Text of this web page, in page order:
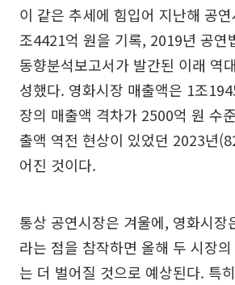
이 같은 추세에 힘입어 지난해 공
조4421억 원을 기록, 2019년 공연
동향분석보고서가 발간된 이래 역
성했다. 영화시장 매출액은 1조
장의 매출액 격차가 2500억 원 수
출액 역전 현상이 있었던 2023년
어진 것이다.
통상 공연시장은 겨울에, 영화시장
라는 점을 참작하면 올해 두 시장
는 더 벌어질 것으로 예상된다. 특